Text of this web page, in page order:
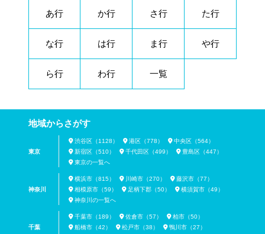
あ行 か行 さ行 た行
な行 は行 ま行 や行
ら行 わ行 一覧
地域からさがす
東京
渋谷区（1128） 港区（778）
中央区（564）
新宿区（510）
千代田区（499）
豊島区（447）
東京の一覧へ
神奈川
横浜市（815） 川崎市（270）
藤沢市（77）
相模原市（59）
足柄下郡（50）
横須賀市（49）
神奈川の一覧へ
千葉
千葉市（189） 佐倉市（57）
柏市（50）
船橋市（42）
松戸市（38）
鴨川市（27）